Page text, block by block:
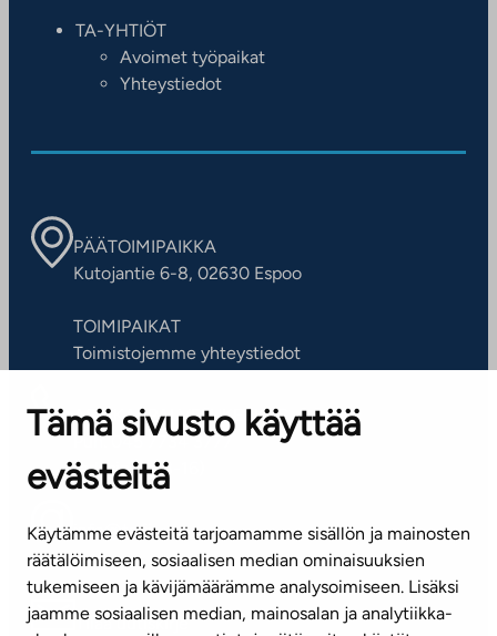
Tämä sivusto käyttää
evästeitä
Käytämme evästeitä tarjoamamme sisällön ja mainosten
räätälöimiseen, sosiaalisen median ominaisuuksien
tukemiseen ja kävijämäärämme analysoimiseen. Lisäksi
jaamme sosiaalisen median, mainosalan ja analytiikka-
TA-YHTIÖT
Avoimet työpaikat
Yhteystiedot
PÄÄTOIMIPAIKKA
Kutojantie 6-8, 02630 Espoo
TOIMIPAIKAT
Toimistojemme yhteystiedot
ASIAKASPALVELUKESKUS
Puh. 045 7734 3777
(arkisin klo 8-16)
info@ta.fi
Tilaa uutiskirje